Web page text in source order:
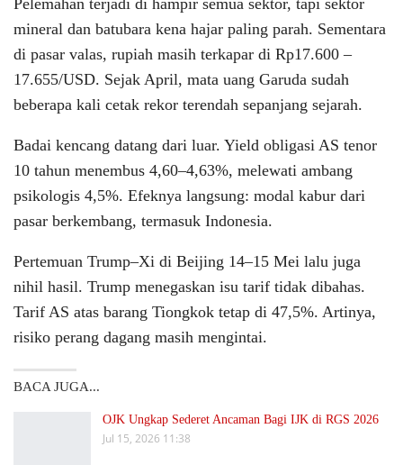
mineral dan batubara kena hajar paling parah. Sementara
di pasar valas, rupiah masih terkapar di Rp17.600 –
17.655/USD. Sejak April, mata uang Garuda sudah
beberapa kali cetak rekor terendah sepanjang sejarah.
Badai kencang datang dari luar. Yield obligasi AS tenor
10 tahun menembus 4,60–4,63%, melewati ambang
psikologis 4,5%. Efeknya langsung: modal kabur dari
pasar berkembang, termasuk Indonesia.
Pertemuan Trump–Xi di Beijing 14–15 Mei lalu juga
nihil hasil. Trump menegaskan isu tarif tidak dibahas.
Tarif AS atas barang Tiongkok tetap di 47,5%. Artinya,
risiko perang dagang masih mengintai.
BACA JUGA...
OJK Ungkap Sederet Ancaman Bagi IJK di RGS 2026
Jul 15, 2026 11:38